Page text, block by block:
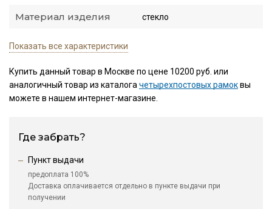
Материал изделия стекло
Показать все характеристики
Купить данный товар в Москве по цене 10200 руб. или
аналогичный товар из каталогачетырехпостовых рамоквы
можете в нашем интернет-магазине.
Где забрать?
Пункт выдачи
предоплата 100%
Доставка оплачивается отдельно в пункте выдачи при
получении